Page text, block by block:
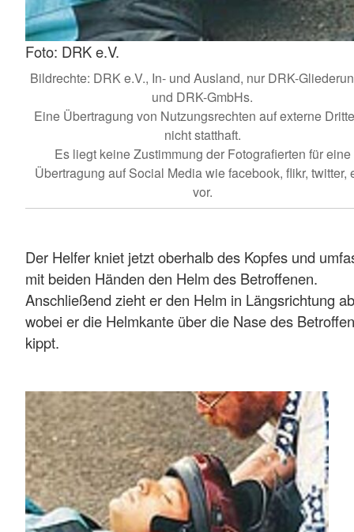
Foto: DRK e.V.
Bildrechte: DRK e.V., In- und Ausland, nur DRK-
und DRK-GmbHs.
Eine Übertragung von Nutzungsrechten auf externe
nicht statthaft.
Es liegt keine Zustimmung der Fotografierten für eine
Übertragung auf Social Media wie facebook, flikr, twitter,
vor.
Der Helfer kniet jetzt oberhalb des Kopfes und
mit beiden Händen den Helm des Betroffenen.
Anschließend zieht er den Helm in Längsrichtung
wobei er die Helmkante über die Nase des
kippt.